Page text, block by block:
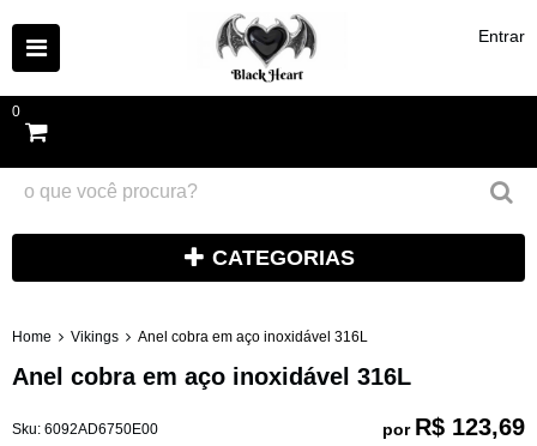
Entrar
0
CATEGORIAS
Home Vikings Anel cobra em aço inoxidável 316L
Anel cobra em aço inoxidável 316L
Sku: 6092AD6750E00
por R$ 123,69